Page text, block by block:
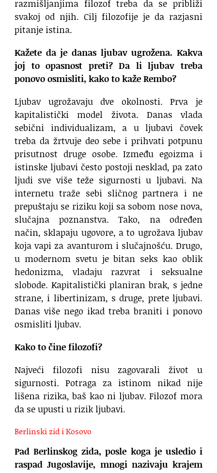
razmišljanjima filozof treba da se približi
svakoj od njih. Cilj filozofije je da razjasni
pitanje istina.
Kažete da je danas ljubav ugrožena. Kakva
joj to opasnost preti? Da li ljubav treba
ponovo osmisliti, kako to kaže Rembo?
Ljubav ugrožavaju dve okolnosti. Prva je
kapitalistički model života. Danas vlada
sebični individualizam, a u ljubavi čovek
treba da žrtvuje deo sebe i prihvati potpunu
prisutnost druge osobe. Između egoizma i
istinske ljubavi često postoji nesklad, pa zato
ljudi sve više teže sigurnosti u ljubavi. Na
internetu traže sebi sličnog partnera i ne
prepuštaju se riziku koji sa sobom nose nova,
slučajna poznanstva. Tako, na određen
način, sklapaju ugovore, a to ugrožava ljubav
koja vapi za avanturom i slučajnošću. Drugo,
u modernom svetu je bitan seks kao oblik
hedonizma, vladaju razvrat i seksualne
slobode. Kapitalistički planiran brak, s jedne
strane, i libertinizam, s druge, prete ljubavi.
Danas više nego ikad treba braniti i ponovo
osmisliti ljubav.
Kako to čine filozofi?
Najveći filozofi nisu zagovarali život u
sigurnosti. Potraga za istinom nikad nije
lišena rizika, baš kao ni ljubav. Filozof mora
da se upusti u rizik ljubavi.
Berlinski zid i Kosovo
Pad Berlinskog zida, posle koga je usledio i
raspad Jugoslavije, mnogi nazivaju krajem